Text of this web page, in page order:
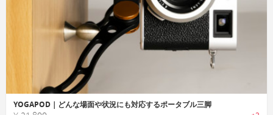
YOGAPOD｜どんな場面や状況にも対応するポータブル三脚